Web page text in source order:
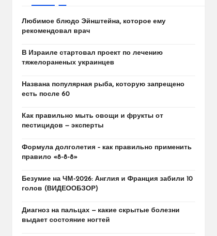
Любимое блюдо Эйнштейна, которое ему
рекомендовал врач
В Израиле стартовал проект по лечению
тяжелораненых украинцев
Названа популярная рыба, которую запрещено
есть после 60
Как правильно мыть овощи и фрукты от
пестицидов — эксперты
Формула долголетия – как правильно применить
правило «8-8-8»
Безумие на ЧМ-2026: Англия и Франция забили 10
голов (ВИДЕООБЗОР)
Диагноз на пальцах — какие скрытые болезни
выдает состояние ногтей